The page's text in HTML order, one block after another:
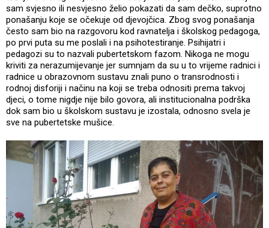
sam svjesno ili nesvjesno želio pokazati da sam dečko, suprotno
ponašanju koje se očekuje od djevojčica. Zbog svog ponašanja
često sam bio na razgovoru kod ravnatelja i školskog pedagoga,
po prvi puta su me poslali i na psihotestiranje. Psihijatri i
pedagozi su to nazvali pubertetskom fazom. Nikoga ne mogu
kriviti za nerazumijevanje jer sumnjam da su u to vrijeme radnici i
radnice u obrazovnom sustavu znali puno o transrodnosti i
rodnoj disforiji i načinu na koji se treba odnositi prema takvoj
djeci, o tome nigdje nije bilo govora, ali institucionalna podrška
dok sam bio u školskom sustavu je izostala, odnosno svela je
sve na pubertetske mušice.